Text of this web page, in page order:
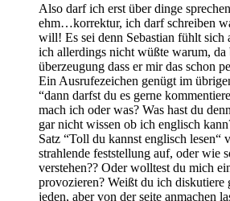
Also darf ich erst über dinge
ehm…korrektur, ich darf schreiben
will! Es sei denn Sebastian fühlt sich
ich allerdings nicht wüßte warum, da
überzeugung dass er mir das schon
Ein Ausrufezeichen genügt im
“dann darfst du es gerne
mach ich oder was? Was hast du
gar nicht wissen ob ich englisch
Satz “Toll du kannst englisch lesen“
strahlende feststellung auf, oder wie
verstehen?? Oder wolltest du mich
provozieren? Weißt du ich diskutiere
jeden, aber von der seite anmachen